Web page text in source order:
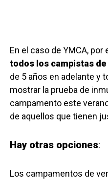
En el caso de YMCA,
todos los campistas
de 5 años en adelante y
mostrar la prueba de
campamento este
de aquellos que tienen
Hay otras opciones:
Los campamentos de